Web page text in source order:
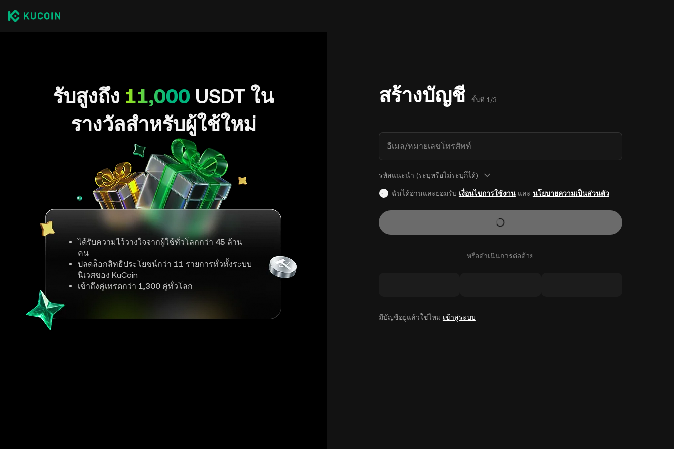
รับสูงถึง 11,000 USDT ใน
รางวัลสำหรับผู้ใช้ใหม่
ได้รับความไว้วางใจจากผู้ใช้ทั่วโลกกว่า 45 ล้าน
คน
ปลดล็อกสิทธิประโยชน์กว่า 11 รายการทั่วทั้งระบบ
นิเวศของ KuCoin
เข้าถึงคู่เทรดกว่า 1,300คู่ทั่วโลก
สร้างบัญชี ขั้นที่ 1/3
อีเมล/หมายเลขโทรศัพท์
รหัสแนะนำ (ระบุหรือไม่ระบุก็ได้)
ฉันได้อ่านและยอมรับ เงื่อนไขการใช้งานและ นโยบายความเป็นส่วนตัว
หรือดำเนินการต่อด้วย
มีบัญชีอยู่แล้วใช่ไหม เข้าสู่ระบบ